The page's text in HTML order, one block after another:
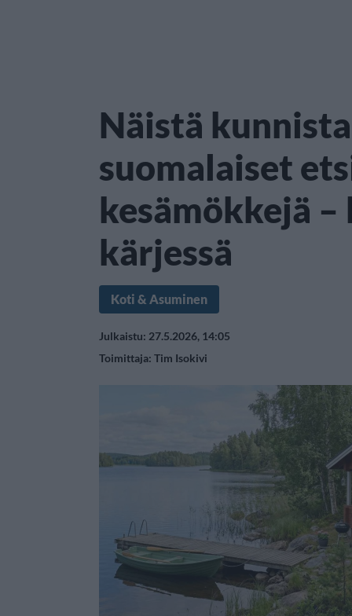
Näistä
suomalaiset
kesämökkejä
kärjessä
Koti & Asuminen
Julkaistu: 27.5.2026, 14:05
Toimittaja: Tim Isokivi